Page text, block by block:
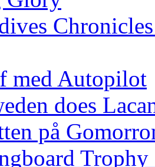
med Autopilot
does
på